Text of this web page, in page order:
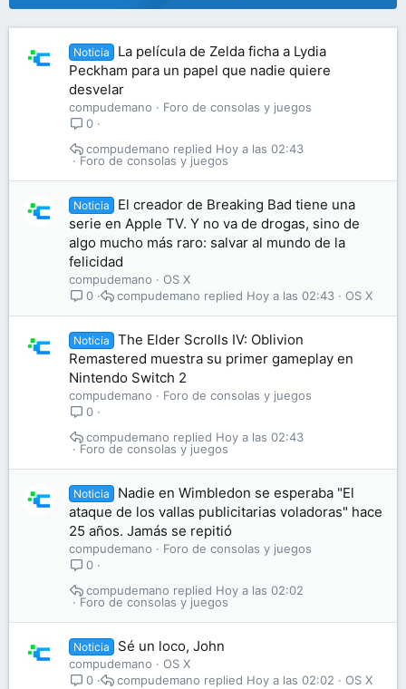
Noticia
La película de Zelda ficha a Lydia
Peckham para un papel que nadie quiere
desvelar
compudemano
Foro de consolas y juegos
0
Foro de consolas y juegos
Hoy a las 02:43
compudemano
Noticia
El creador de Breaking Bad tiene una
serie en Apple TV. Y no va de drogas, sino de
algo mucho más raro: salvar al mundo de la
felicidad
compudemano
OS X
0
OS X
Hoy a las 02:43
compudemano
Noticia
The Elder Scrolls IV: Oblivion
Remastered muestra su primer gameplay en
Nintendo Switch 2
compudemano
Foro de consolas y juegos
0
Foro de consolas y juegos
Hoy a las 02:43
compudemano
Noticia
Nadie en Wimbledon se esperaba "El
ataque de los vallas publicitarias voladoras" hace
25 años. Jamás se repitió
compudemano
Foro de consolas y juegos
0
Foro de consolas y juegos
Hoy a las 02:02
compudemano
Noticia Sé un loco, John
compudemano
OS X
0
OS X
Hoy a las 02:02
compudemano